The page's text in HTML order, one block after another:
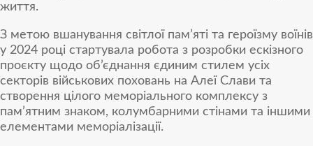
життя.
З метою вшанування світлої пам’яті та героїзму воїнів
у 2024 році стартувала робота з розробки ескізного
проєкту щодо об’єднання єдиним стилем усіх
секторів військових поховань на Алеї Слави та
створення цілого меморіального комплексу з
пам’ятним знаком, колумбарними стінами та іншими
елементами меморіалізації.